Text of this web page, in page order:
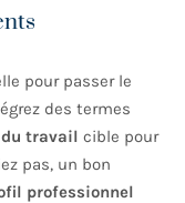
pour passer le
des termes
travail cible pour
pas, un bon
professionnel